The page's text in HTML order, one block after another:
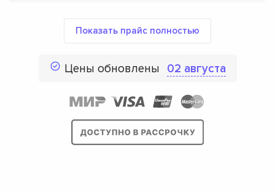
Показать прайс полностью
Цены обновлены 02 августа